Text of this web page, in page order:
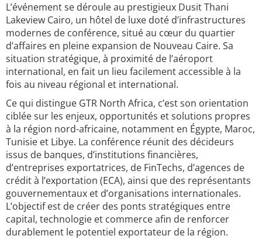
L’événement se déroule au prestigieux Dusit Thani
Lakeview Cairo, un hôtel de luxe doté d’infrastructures
modernes de conférence, situé au cœur du quartier
d’affaires en pleine expansion de Nouveau Caire. Sa
situation stratégique, à proximité de l’aéroport
international, en fait un lieu facilement accessible à la
fois au niveau régional et international.
Ce qui distingue GTR North Africa, c’est son orientation
ciblée sur les enjeux, opportunités et solutions propres
à la région nord-africaine, notamment en Égypte, Maroc,
Tunisie et Libye. La conférence réunit des décideurs
issus de banques, d’institutions financières,
d’entreprises exportatrices, de FinTechs, d’agences de
crédit à l’exportation (ECA), ainsi que des représentants
gouvernementaux et d’organisations internationales.
L’objectif est de créer des ponts stratégiques entre
capital, technologie et commerce afin de renforcer
durablement le potentiel exportateur de la région.